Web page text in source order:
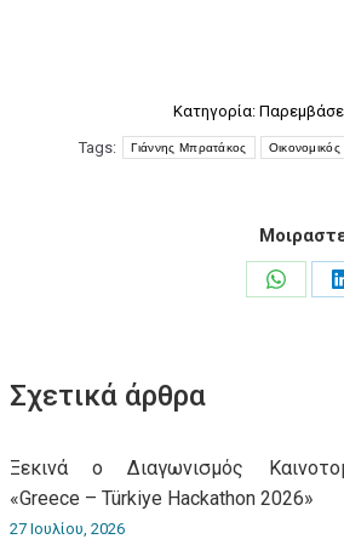
Κατηγορία:
Tags:
Γιάννης Μπρατάκος
Share
Σχετικά άρθρα
Ξεκινά ο Διαγωνισμός
«Greece – Türkiye Hackathon 2026»
27 Ιουλίου, 2026